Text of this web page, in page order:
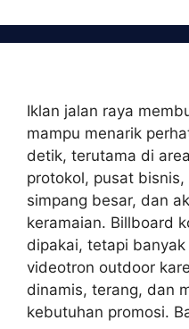
Iklan jalan raya
mampu menarik
detik, terutama di
protokol, pusat
simpang besar, dan
keramaian. Billboard
dipakai, tetapi
videotron outdoor
dinamis, terang, dan
kebutuhan promosi.